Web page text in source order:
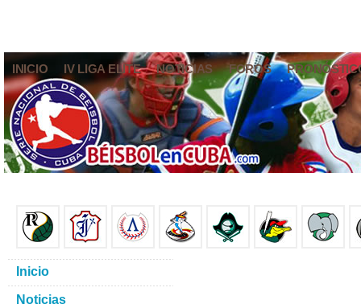
INICIO IV LIGA ELITE NOTICIAS FOROS
Inicio
Noticias